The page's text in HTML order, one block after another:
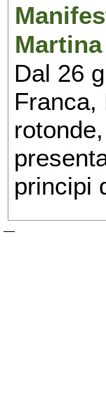
Dal 26
Franca,
principi